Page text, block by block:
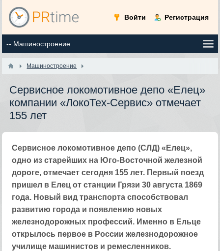
Войти Регистрация
Машиностроение
Сервисное локомотивное депо «Елец»
компании «ЛокоТех-Сервис» отмечает
155 лет
​Сервисное локомотивное депо (СЛД) «Елец»,
одно из старейших на Юго-Восточной железной
дороге, отмечает сегодня 155 лет. Первый поезд
пришел в Елец от станции Грязи 30 августа 1869
года. Новый вид транспорта способствовал
развитию города и появлению новых
железнодорожных профессий. Именно в Ельце
открылось первое в России железнодорожное
училище машинистов и ремесленников.